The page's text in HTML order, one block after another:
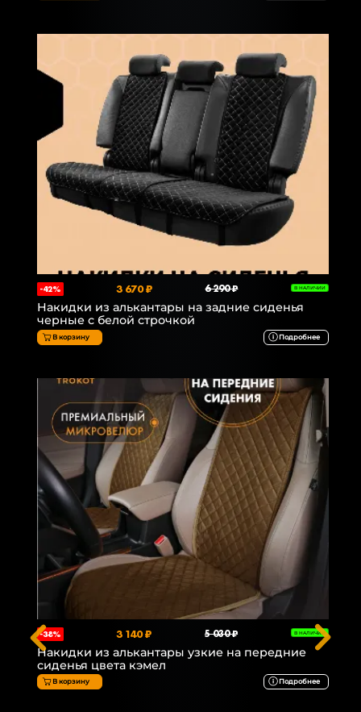
-42% 3 670 ₽ 6 290 ₽ В НАЛИЧИИ
Накидки из алькантары на задние сиденья
черные с белой строчкой
В корзину Подробнее
-38% 3 140 ₽ 5 030 ₽ В НАЛИЧИИ
Накидки из алькантары узкие на передние
сиденья цвета кэмел
В корзину Подробнее